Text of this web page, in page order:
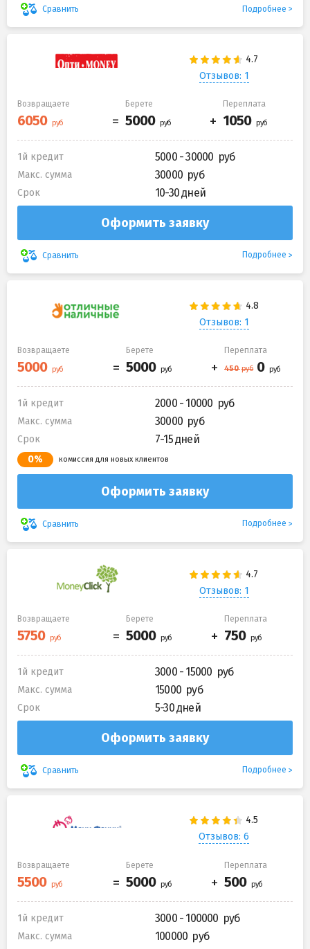
Сравнить Подробнее
Отзывов: 1
Возвращаете Берете Переплата
1й кредит 5000 - 30000
Макс. сумма 30000
Срок 10-30 дней
Оформить заявку
Сравнить Подробнее
Отзывов: 1
Возвращаете Берете Переплата
1й кредит 2000 - 10000
Макс. сумма 30000
Срок 7-15 дней
0% комиссия для новых клиентов
Оформить заявку
Сравнить Подробнее
Отзывов: 1
Возвращаете Берете Переплата
1й кредит 3000 - 15000
Макс. сумма 15000
Срок 5-30 дней
Оформить заявку
Сравнить Подробнее
Отзывов: 6
Возвращаете Берете Переплата
1й кредит 3000 - 100000
Макс. сумма 100000